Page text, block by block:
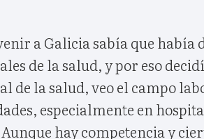
a Galicia sabía que había
de la salud, y por eso
de la salud, veo el campo
especialmente en
hay competencia y